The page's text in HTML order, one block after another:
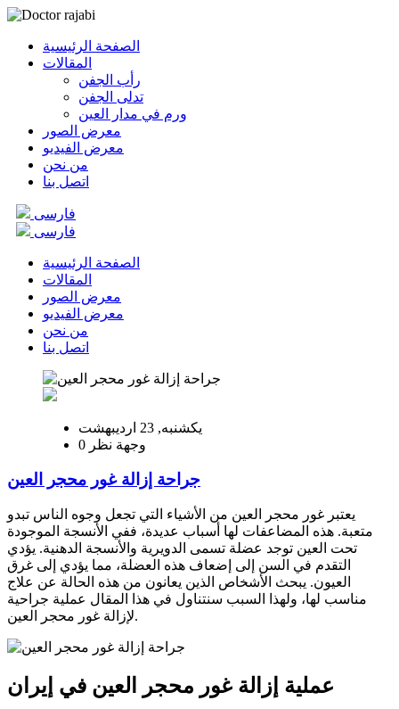
الصفحة الرئيسية
المقالات
رأب الجفن
تدلى الجفن
ورم في مدار العين
معرض الصور
معرض الفيديو
من نحن
اتصل بنا
فارسی
فارسی
الصفحة الرئيسية
المقالات
معرض الصور
معرض الفيديو
من نحن
اتصل بنا
یکشنبه, 23 اردیبهشت
0 وجهة نظر
جراحة إزالة غور محجر العين
يعتبر غور محجر العين من الأشياء التي تجعل وجوه الناس تبدو
متعبة. هذه المضاعفات لها أسباب عديدة، ففي الأنسجة الموجودة
تحت العين توجد عضلة تسمى الدويرية والأنسجة الدهنية. يؤدي
التقدم في السن إلى إضعاف هذه العضلة، مما يؤدي إلى غرق
العيون. يبحث الأشخاص الذين يعانون من هذه الحالة عن علاج
مناسب لها، ولهذا السبب سنتناول في هذا المقال عملية جراحية
لإزالة غور محجر العين.
عملية إزالة غور محجر العين في إيران